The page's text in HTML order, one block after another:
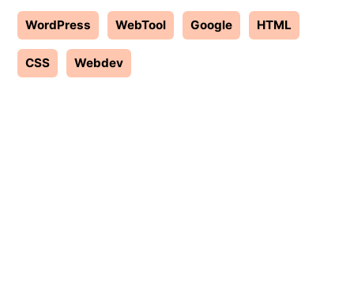
WordPress WebTool Google HTML
CSS Webdev